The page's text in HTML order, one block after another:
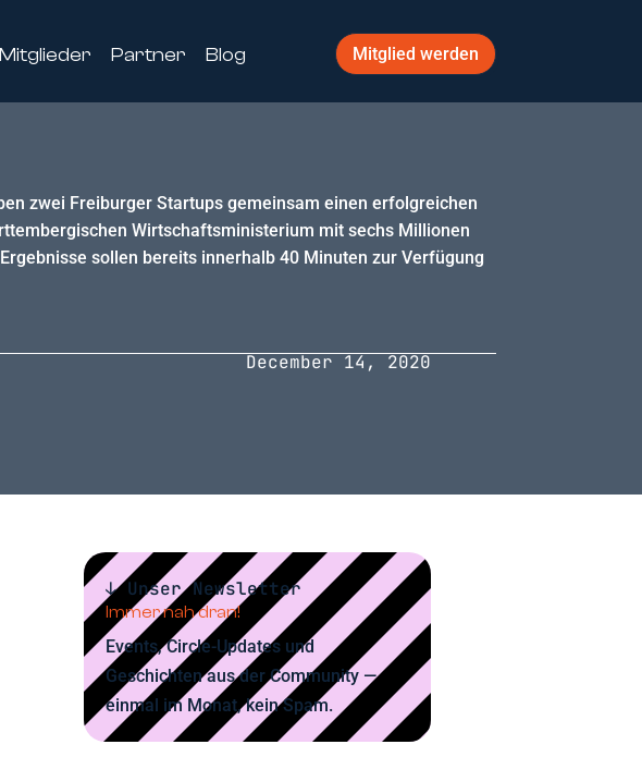
Mitglieder Partner Blog Mitglied werden
zwei Freiburger Startups gemeinsam einen erfolgreichen
Wirtschaftsministerium mit sechs Millionen
sollen bereits innerhalb 40 Minuten zur Verfügung
December 14, 2020
↓ Unser Newsletter
Immer nah dran!
Events, Circle-Updates und
Geschichten aus der Community —
einmal im Monat, kein Spam.